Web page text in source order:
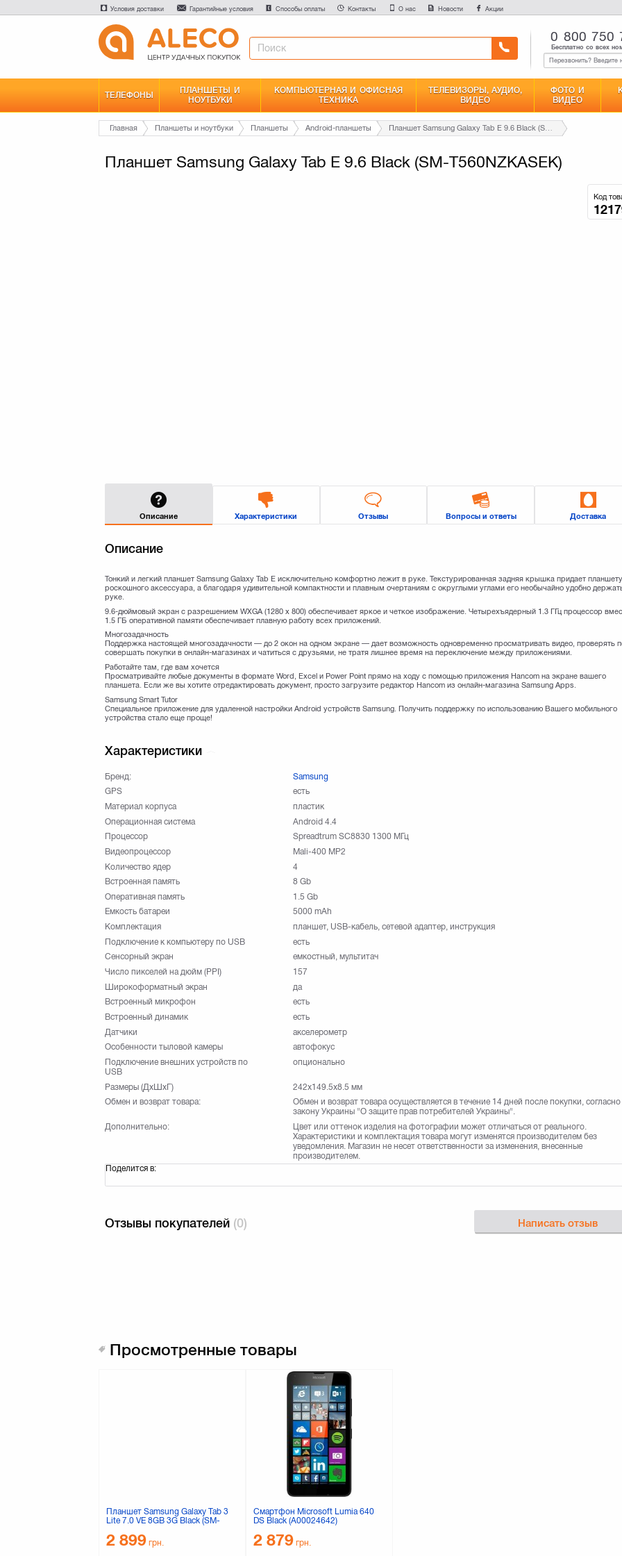
Условия доставки Гарантийные условия Способы оплаты Контакты О нас Новости Акции
0 800 750
Бесплатно со всех
ТЕЛЕФОНЫ
ПЛАНШЕТЫ И
НОУТБУКИ
КОМПЬЮТЕРНАЯ И ОФИСНАЯ
ТЕХНИКА
ТЕЛЕВИЗОРЫ, АУДИО,
ВИДЕО
ФОТО И
ВИДЕО
Главная Планшеты и ноутбуки Планшеты Android-планшеты
Планшет Samsung Galaxy Tab E 9.6 Black (SM-T560NZKASEK)
Код
Описание Характеристики Отзывы Вопросы и ответы Доставка
Описание
Тонкий и легкий планшетSamsung Galaxy Tab E исключительно комфортно лежит в руке. Текстурированная задняя крышка придает
роскошного аксессуара, а благодаря удивительной компактности и плавным очертаниям с округлыми углами его необычайно удобно
руке.
9.6-дюймовый экран с разрешением WXGA (1280 x 800) обеспечивает яркое и четкое изображение. Четырехъядерный 1.3 ГГц процессор
1.5 ГБ оперативной памяти обеспечивает плавную работу всех приложений.
Многозадачность
Поддержка настоящей многозадачности — до 2 окон на одном экране — дает возможность одновременно просматривать видео, проверять
совершать покупки в онлайн-магазинах и чатиться с друзьями, не тратя лишнее время на переключение между приложениями.
Работайте там, где вам хочется
Просматривайте любые документы в формате Word, Excel и Power Point прямо на ходу с помощью приложения Hancom на экране вашего
планшета. Если же вы хотите отредактировать документ, просто загрузите редактор Hancom из онлайн-магазина Samsung Apps.
Samsung Smart Tutor
Специальное приложение для удаленной настройки Android устройств Samsung. Получить поддержку по использованию Вашего мобильного
устройства стало еще проще!
Характеристики
Бренд:
Samsung
GPS
есть
Материал корпуса
пластик
Операционная система
Android 4.4
Процессор
Spreadtrum SC8830 1300 МГц
Видеопроцессор
Mali-400 MP2
Количество ядер
4
Встроенная память
8 Gb
Оперативная память
1.5 Gb
Емкость батареи
5000 mAh
Комплектация
планшет, USB-кабель, сетевой адаптер, инструкция
Подключение к компьютеру по USB
есть
Сенсорный экран
емкостный, мультитач
Число пикселей на дюйм (PPI)
157
Широкоформатный экран
да
Встроенный микрофон
есть
Встроенный динамик
есть
Датчики
акселерометр
Особенности тыловой камеры
автофокус
Подключение внешних устройств по
USB
опционально
Размеры (ДхШхГ)
242x149.5x8.5 мм
Обмен и возврат товара:
Обмен и возврат товара осуществляется в течение 14 дней после покупки, согласно
закону Украины "О защите прав потребителей Украины".
Дополнительно:
Цвет или оттенок изделия на фотографии может отличаться от реального.
Характеристики и комплектация товара могут изменятся производителем без
уведомления. Магазин не несет ответственности за изменения, внесенные
производителем.
Поделится в:
Отзывы покупателей (0) Написать отзыв
Просмотренные товары
Планшет Samsung Galaxy Tab 3
Lite 7.0 VE 8GB 3G Black (SM-
2 899 грн.
Смартфон Microsoft Lumia 640
DS Black (A00024642)
2 879 грн.